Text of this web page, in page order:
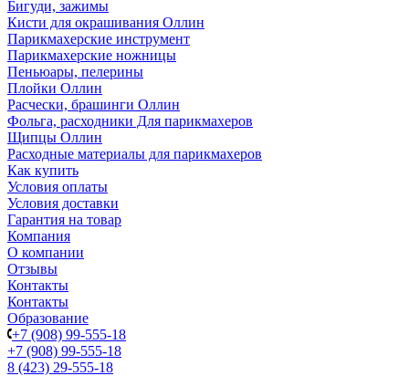
Бигуди, зажимы
Кисти для окрашивания Оллин
Парикмахерские инструмент
Парикмахерские ножницы
Пеньюары, пелерины
Плойки Оллин
Расчески, брашинги Оллин
Фольга, расходники Для парикмахеров
Щипцы Оллин
Расходные материалы для парикмахеров
Как купить
Условия оплаты
Условия доставки
Гарантия на товар
Компания
О компании
Отзывы
Контакты
Контакты
Образование
+7 (908) 99-555-18
+7 (908) 99-555-18
8 (423) 29-555-18